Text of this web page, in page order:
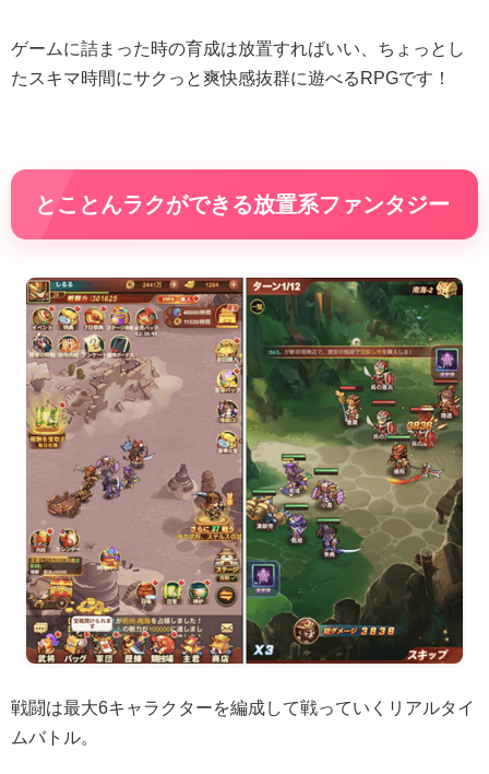
ゲームに詰まった時の育成は放置すればいい、ちょっとし
たスキマ時間にサクっと爽快感抜群に遊べるRPGです！
とことんラクができる放置系ファンタジー
戦闘は最大6キャラクターを編成して戦っていくリアルタイ
ムバトル。